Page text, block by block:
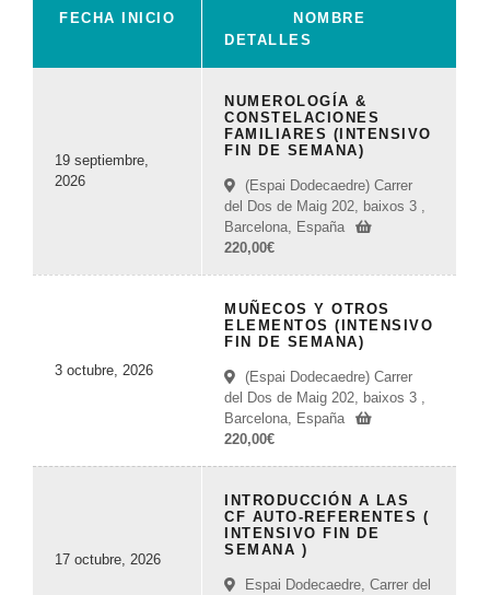
FECHA INICIO
NOMBRE
DETALLES
19 septiembre,
2026
NUMEROLOGÍA &
CONSTELACIONES
FAMILIARES (INTENSIVO
FIN DE SEMANA)
(Espai Dodecaedre) Carrer
del Dos de Maig 202, baixos 3 ,
Barcelona, España
220,00€
3 octubre, 2026
MUÑECOS Y OTROS
ELEMENTOS (INTENSIVO
FIN DE SEMANA)
(Espai Dodecaedre) Carrer
del Dos de Maig 202, baixos 3 ,
Barcelona, España
220,00€
17 octubre, 2026
INTRODUCCIÓN A LAS
CF AUTO-REFERENTES (
INTENSIVO FIN DE
SEMANA )
Espai Dodecaedre, Carrer del